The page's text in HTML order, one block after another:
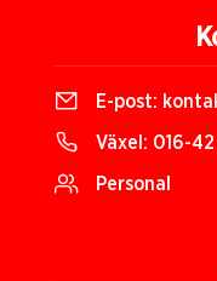
E-post:
Växel: 016-
Personal